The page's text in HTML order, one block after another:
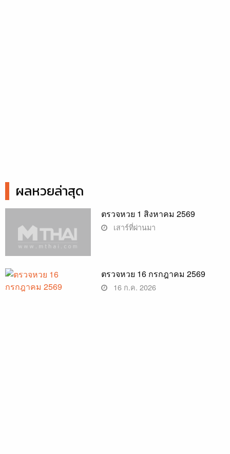
ผลหวยล่าสุด
ตรวจหวย 1 สิงหาคม 2569
เสาร์ที่ผ่านมา
ตรวจหวย 16 กรกฎาคม 2569
16 ก.ค. 2026